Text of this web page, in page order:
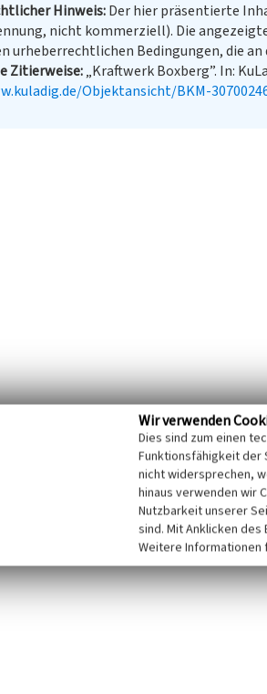
Hinweis Der hier präsentierte
nicht kommerziell). Die
urheberrechtlichen Bedingungen, die an
Zitierweise „Kraftwerk Boxberg”. In:
Objektansicht/BKM-
Wir verwenden
Dies sind zum einen
Funktionsfähigkeit der
nicht widersprechen,
hinaus verwenden wir
Nutzbarkeit unserer
sind. Mit Anklicken
Weitere Informationen